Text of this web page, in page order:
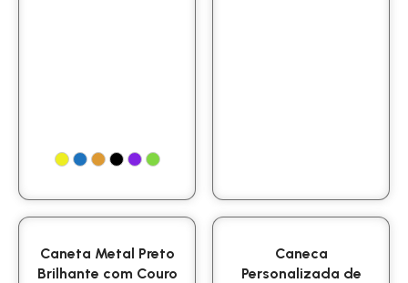
Caneta Metal Preto
Brilhante com Couro
Caneca
Personalizada de